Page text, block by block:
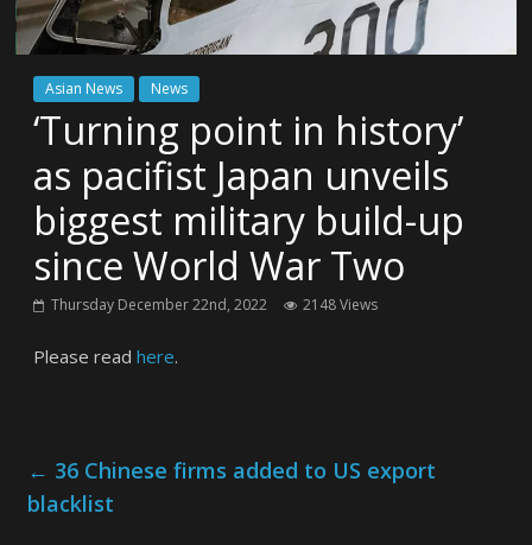
Asian News News
‘Turning point in history’
as pacifist Japan unveils
biggest military build-up
since World War Two
Thursday December 22nd, 2022 2148 Views
Please readhere.
← 36 Chinese firms added to US export
blacklist